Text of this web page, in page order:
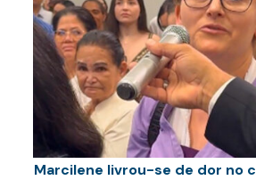
Marcilene livrou-se de dor no